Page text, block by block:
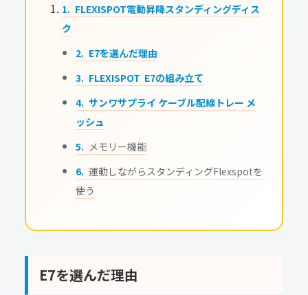
FLEXISPOT電動昇降スタンディングディス
ク
E7を選んだ理由
FLEXISPOT E7の組み立て
サンワサプライ ケーブル配線トレー メ
ッシュ
メモリー機能
運動しながらスタンディングFlexspotを
使う
E7を選んだ理由